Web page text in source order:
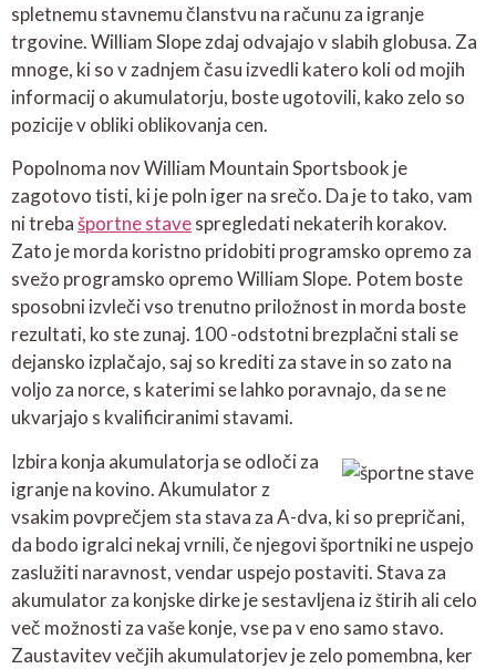
spletnemu stavnemu članstvu na računu za igranje
trgovine. William Slope zdaj odvajajo v slabih globusa. Za
mnoge, ki so v zadnjem času izvedli katero koli od mojih
informacij o akumulatorju, boste ugotovili, kako zelo so
pozicije v obliki oblikovanja cen.
Popolnoma nov William Mountain Sportsbook je
zagotovo tisti, ki je poln iger na srečo. Da je to tako, vam
ni trebašportne stavespregledati nekaterih korakov.
Zato je morda koristno pridobiti programsko opremo za
svežo programsko opremo William Slope. Potem boste
sposobni izvleči vso trenutno priložnost in morda boste
rezultati, ko ste zunaj. 100 -odstotni brezplačni stali se
dejansko izplačajo, saj so krediti za stave in so zato na
voljo za norce, s katerimi se lahko poravnajo, da se ne
ukvarjajo s kvalificiranimi stavami.
Izbira konja akumulatorja se odloči za
igranje na kovino. Akumulator z
vsakim povprečjem sta stava za A-dva, ki so prepričani,
da bodo igralci nekaj vrnili, če njegovi športniki ne uspejo
zaslužiti naravnost, vendar uspejo postaviti. Stava za
akumulator za konjske dirke je sestavljena iz štirih ali celo
več možnosti za vaše konje, vse pa v eno samo stavo.
Zaustavitev večjih akumulatorjev je zelo pomembna, ker